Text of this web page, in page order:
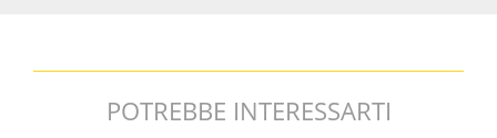
POTREBBE INTERESSARTI